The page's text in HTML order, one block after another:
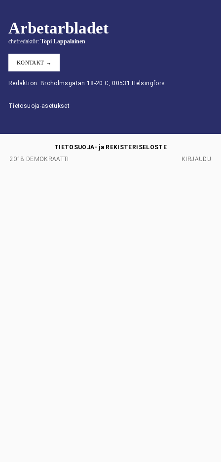
Arbetarbladet
chefredaktör: Topi Lappalainen
KONTAKT →
Redaktion: Broholmsgatan 18-20 C, 00531 Helsingfors
Tietosuoja-asetukset
2018 DEMOKRAATTI
TIETOSUOJA- ja REKISTERISELOSTE
KIRJAUDU